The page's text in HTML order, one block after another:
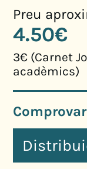
Preu
4.50€
3€ (Carnet
acadèmics)